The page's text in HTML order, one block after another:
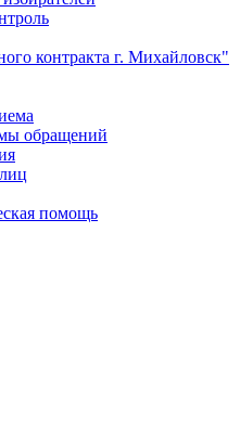
контракта г. Михайловск"
обращений
помощь